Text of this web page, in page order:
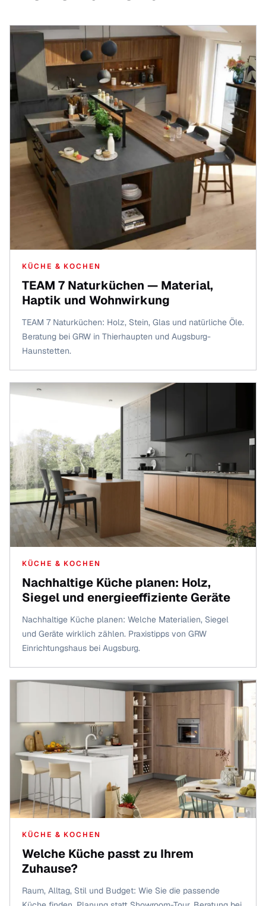
KÜCHE & KOCHEN
TEAM 7 Naturküchen — Material,
Haptik und Wohnwirkung
TEAM 7 Naturküchen: Holz, Stein, Glas und natürliche Öle.
Beratung bei GRW in Thierhaupten und Augsburg-
Haunstetten.
KÜCHE & KOCHEN
Nachhaltige Küche planen: Holz,
Siegel und energieeffiziente Geräte
Nachhaltige Küche planen: Welche Materialien, Siegel
und Geräte wirklich zählen. Praxistipps von GRW
Einrichtungshaus bei Augsburg.
KÜCHE & KOCHEN
Welche Küche passt zu Ihrem
Zuhause?
Raum, Alltag, Stil und Budget: Wie Sie die passende